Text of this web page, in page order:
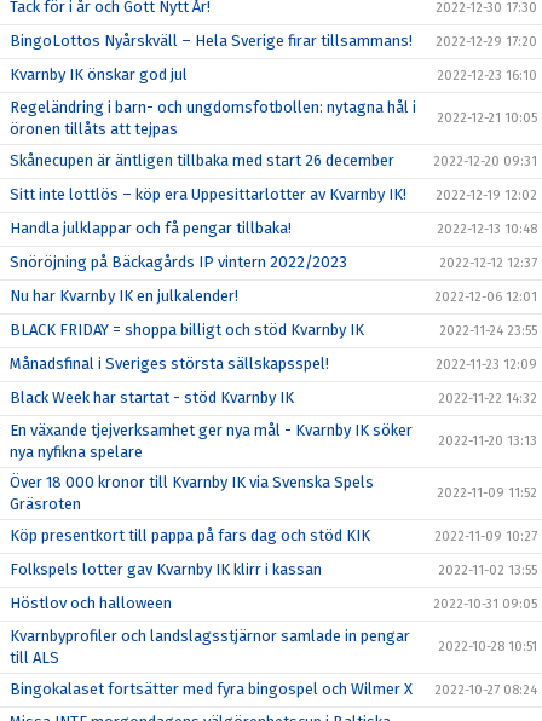
Tack för i år och Gott Nytt År! 2022-12-30 17:30
BingoLottos Nyårskväll – Hela Sverige firar tillsammans! 2022-12-29 17:20
Kvarnby IK önskar god jul 2022-12-23 16:10
Regeländring i barn- och ungdomsfotbollen: nytagna hål i
öronen tillåts att tejpas
2022-12-21 10:05
Skånecupen är äntligen tillbaka med start 26 december 2022-12-20 09:31
Sitt inte lottlös – köp era Uppesittarlotter av Kvarnby IK! 2022-12-19 12:02
Handla julklappar och få pengar tillbaka! 2022-12-13 10:48
Snöröjning på Bäckagårds IP vintern 2022/2023 2022-12-12 12:37
Nu har Kvarnby IK en julkalender! 2022-12-06 12:01
BLACK FRIDAY = shoppa billigt och stöd Kvarnby IK 2022-11-24 23:55
Månadsfinal i Sveriges största sällskapsspel! 2022-11-23 12:09
Black Week har startat - stöd Kvarnby IK 2022-11-22 14:32
En växande tjejverksamhet ger nya mål - Kvarnby IK söker
nya nyfikna spelare
2022-11-20 13:13
Över 18 000 kronor till Kvarnby IK via Svenska Spels
Gräsroten
2022-11-09 11:52
Köp presentkort till pappa på fars dag och stöd KIK 2022-11-09 10:27
Folkspels lotter gav Kvarnby IK klirr i kassan 2022-11-02 13:55
Höstlov och halloween 2022-10-31 09:05
Kvarnbyprofiler och landslagsstjärnor samlade in pengar
till ALS
2022-10-28 10:51
Bingokalaset fortsätter med fyra bingospel och Wilmer X 2022-10-27 08:24